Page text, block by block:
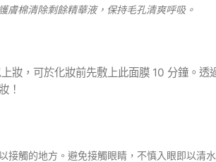
膚棉清除剩餘精華液，保持毛孔清爽呼吸。
妝，可於化妝前先敷上此面膜 10 分鐘。
！
觸的地方。避免接觸眼睛，不慎入眼即以